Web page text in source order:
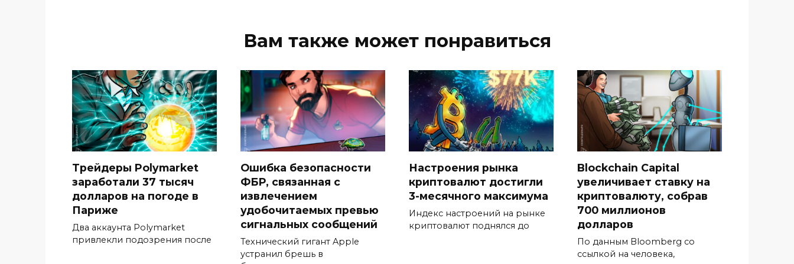
Вам также может понравиться
Трейдеры Polymarket
заработали 37 тысяч
долларов на погоде в
Париже
Два аккаунта Polymarket
привлекли подозрения после
Ошибка безопасности
ФБР, связанная с
извлечением
удобочитаемых превью
сигнальных сообщений
Технический гигант Apple
устранил брешь в
Настроения рынка
криптовалют достигли
3-месячного максимума
Индекс настроений на рынке
криптовалют поднялся до
Blockchain Capital
увеличивает ставку на
криптовалюту, собрав
700 миллионов
долларов
По данным Bloomberg со
ссылкой на человека,